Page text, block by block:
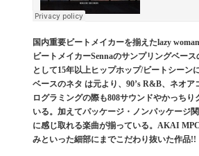
国内重要ビートメイカーを揃えたlazy
ビートメイカーSennaのサンプリングベー
として15年以上ヒップホップ/ビートシー
ベースのネタ は元より、90’s R&B、ネオ
ログラミングの際も808サウンドやかっち
いる。加えてパッケージ・ノンパッケージ
に感じ取れる楽曲が揃っている。AKAI
みといった細部にまでこだわり抜いた作品!!